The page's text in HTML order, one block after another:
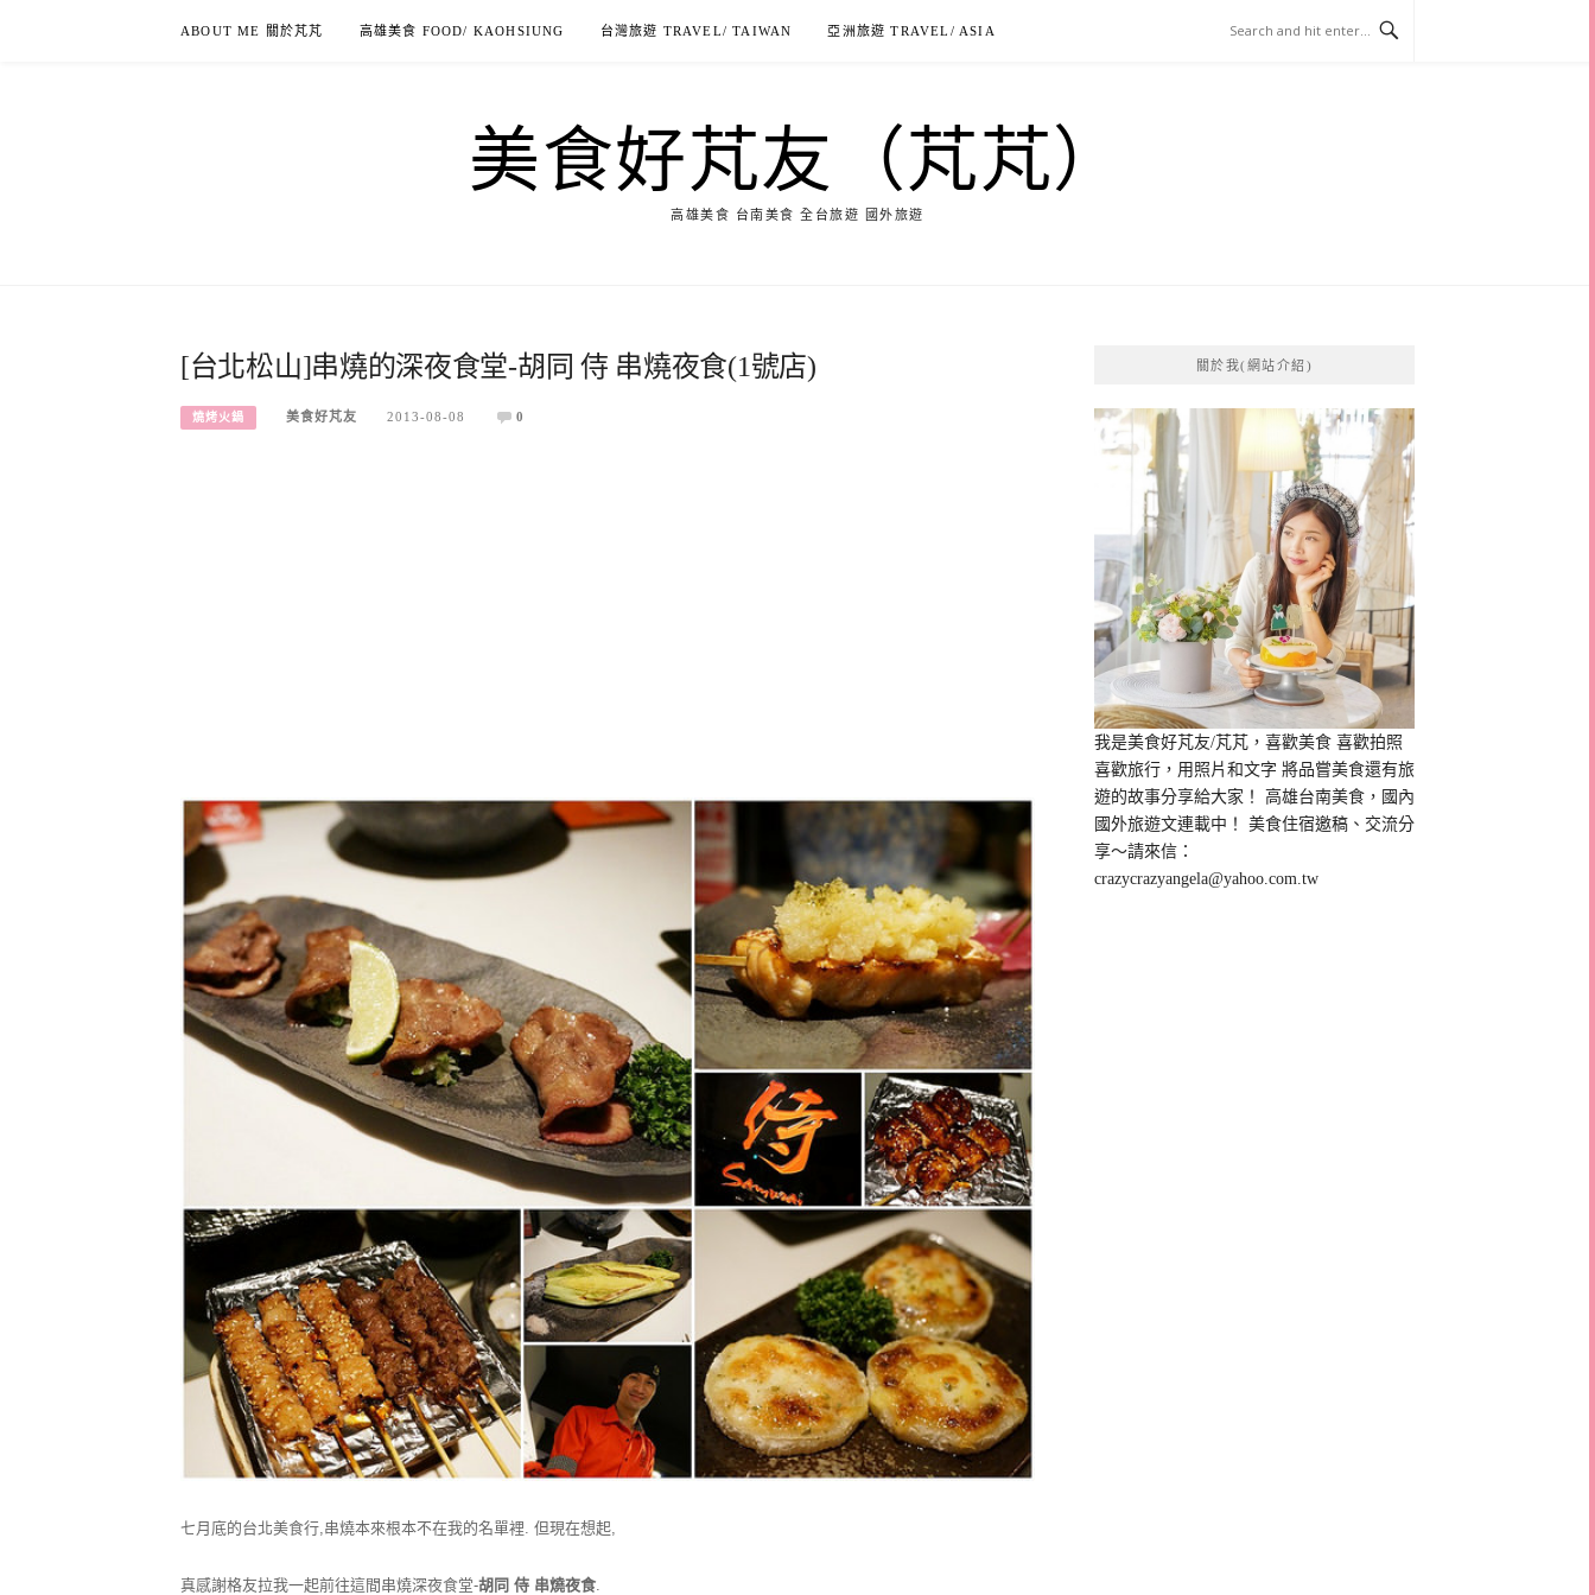
ABOUT ME 關於芃芃 高雄美食 FOOD/ KAOHSIUNG 台灣旅遊 TRAVEL/ TAIWAN 亞洲旅遊 TRAVEL/ ASIA
美食好芃友（芃芃）
高雄美食 台南美食 全台旅遊 國外旅遊
[台北松山]串燒的深夜食堂-胡同 侍 串燒夜食(1號店)
燒烤火鍋 美食好芃友 2013-08-08 0
七月底的台北美食行,串燒本來根本不在我的名單裡. 但現在想起,
真感謝格友拉我一起前往這間串燒深夜食堂-胡同 侍 串燒夜食.
關於我(網站介紹)
我是美食好芃友/芃芃，喜歡美食 喜歡拍照
喜歡旅行，用照片和文字 將品嘗美食還有旅
遊的故事分享給大家！ 高雄台南美食，國內
國外旅遊文連載中！ 美食住宿邀稿、交流分
享～請來信：
crazycrazyangela@yahoo.com.tw